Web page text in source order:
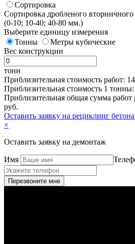
Сортировка
Сортировка дробленого
(0-10; 10-40; 40-80 мм.)
Выберите единицу измерения
Тонны
Метры кубические
Вес конструкции
тонн
Приблизительная стоимость работ:
Приблизительная стоимость 1 тонны:
Приблизительная общая сумма работ
руб.
Оставить заявку на рециклинг бетона
×
Оставить заявку на демонтаж
Имя
Перезвоните мне